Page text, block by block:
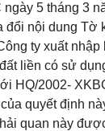
ngày 5 tháng 3
đổi nội dung Tờ
ty xuất nhập
liền có sử
HQ/2002-
quyết định
quan này